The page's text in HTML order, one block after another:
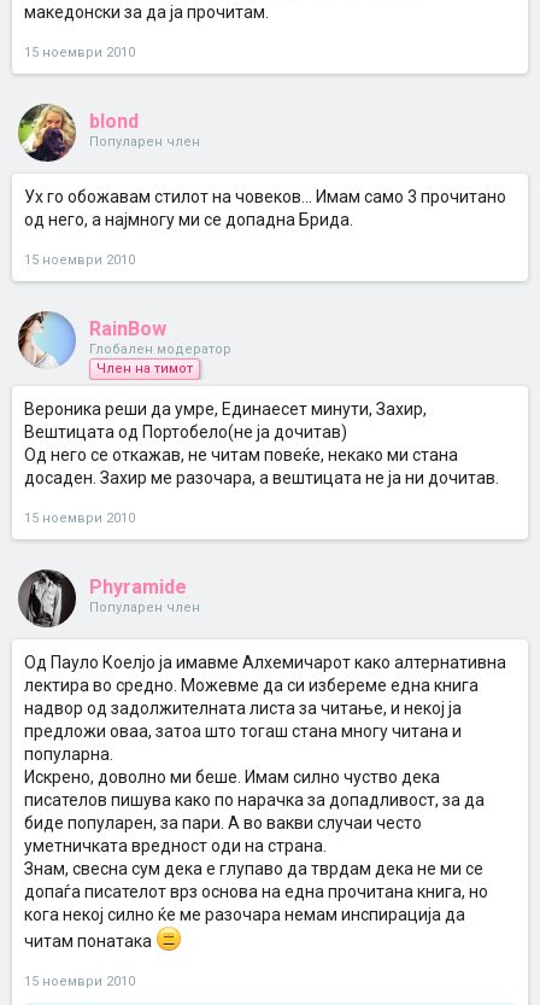
македонски за да ја прочитам.
15 ноември 2010
blond
Популарен член
Ух го обожавам стилот на човеков... Имам само 3 прочитано
од него, а најмногу ми се допадна Брида.
15 ноември 2010
RainBow
Глобален модератор
Член на тимот
Вероника реши да умре, Единаесет минути, Захир,
Вештицата од Портобело(не ја дочитав)
Од него се откажав, не читам повеќе, некако ми стана
досаден. Захир ме разочара, а вештицата не ја ни дочитав.
15 ноември 2010
Phyramide
Популарен член
Од Пауло Коелјо ја имавме Алхемичарот како алтернативна
лектира во средно. Можевме да си избереме една книга
надвор од задолжителната листа за читање, и некој ја
предложи оваа, затоа што тогаш стана многу читана и
популарна.
Искрено, доволно ми беше. Имам силно чуство дека
писателов пишува како по нарачка за допадливост, за да
биде популарен, за пари. А во вакви случаи често
уметничката вредност оди на страна.
Знам, свесна сум дека е глупаво да тврдам дека не ми се
допаѓа писателот врз основа на една прочитана книга, но
кога некој силно ќе ме разочара немам инспирација да
читам понатака
15 ноември 2010